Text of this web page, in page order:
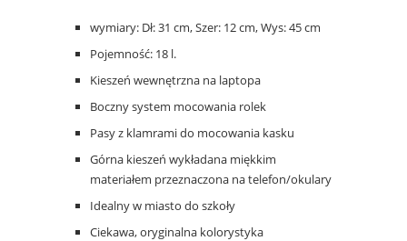
wymiary: Dł: 31 cm, Szer: 12 cm, Wys: 45 cm
Pojemność: 18 l.
Kieszeń wewnętrzna na laptopa
Boczny system mocowania rolek
Pasy z klamrami do mocowania kasku
Górna kieszeń wykładana miękkim
materiałem przeznaczona na telefon/okulary
Idealny w miasto do szkoły
Ciekawa, oryginalna kolorystyka